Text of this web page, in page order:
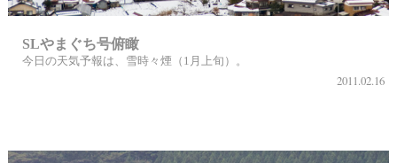
SLやまぐち号俯瞰
今日の天気予報は、雪時々煙（1月上旬）。
2011.02.16